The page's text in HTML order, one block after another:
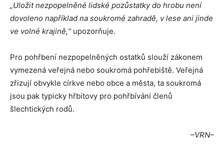
„Uložit nezpopelněné lidské pozůstatky do hrobu není
dovoleno například na soukromé zahradě, v lese ani jinde
ve volné krajině,“ upozorňuje.
Pro pohřbení nezpopelněných ostatků slouží zákonem
vymezená veřejná nebo soukromá pohřebiště. Veřejná
zřizují obvykle církve nebo obce a města, ta soukromá
jsou pak typicky hřbitovy pro pohřbívání členů
šlechtických rodů.
–VRN–